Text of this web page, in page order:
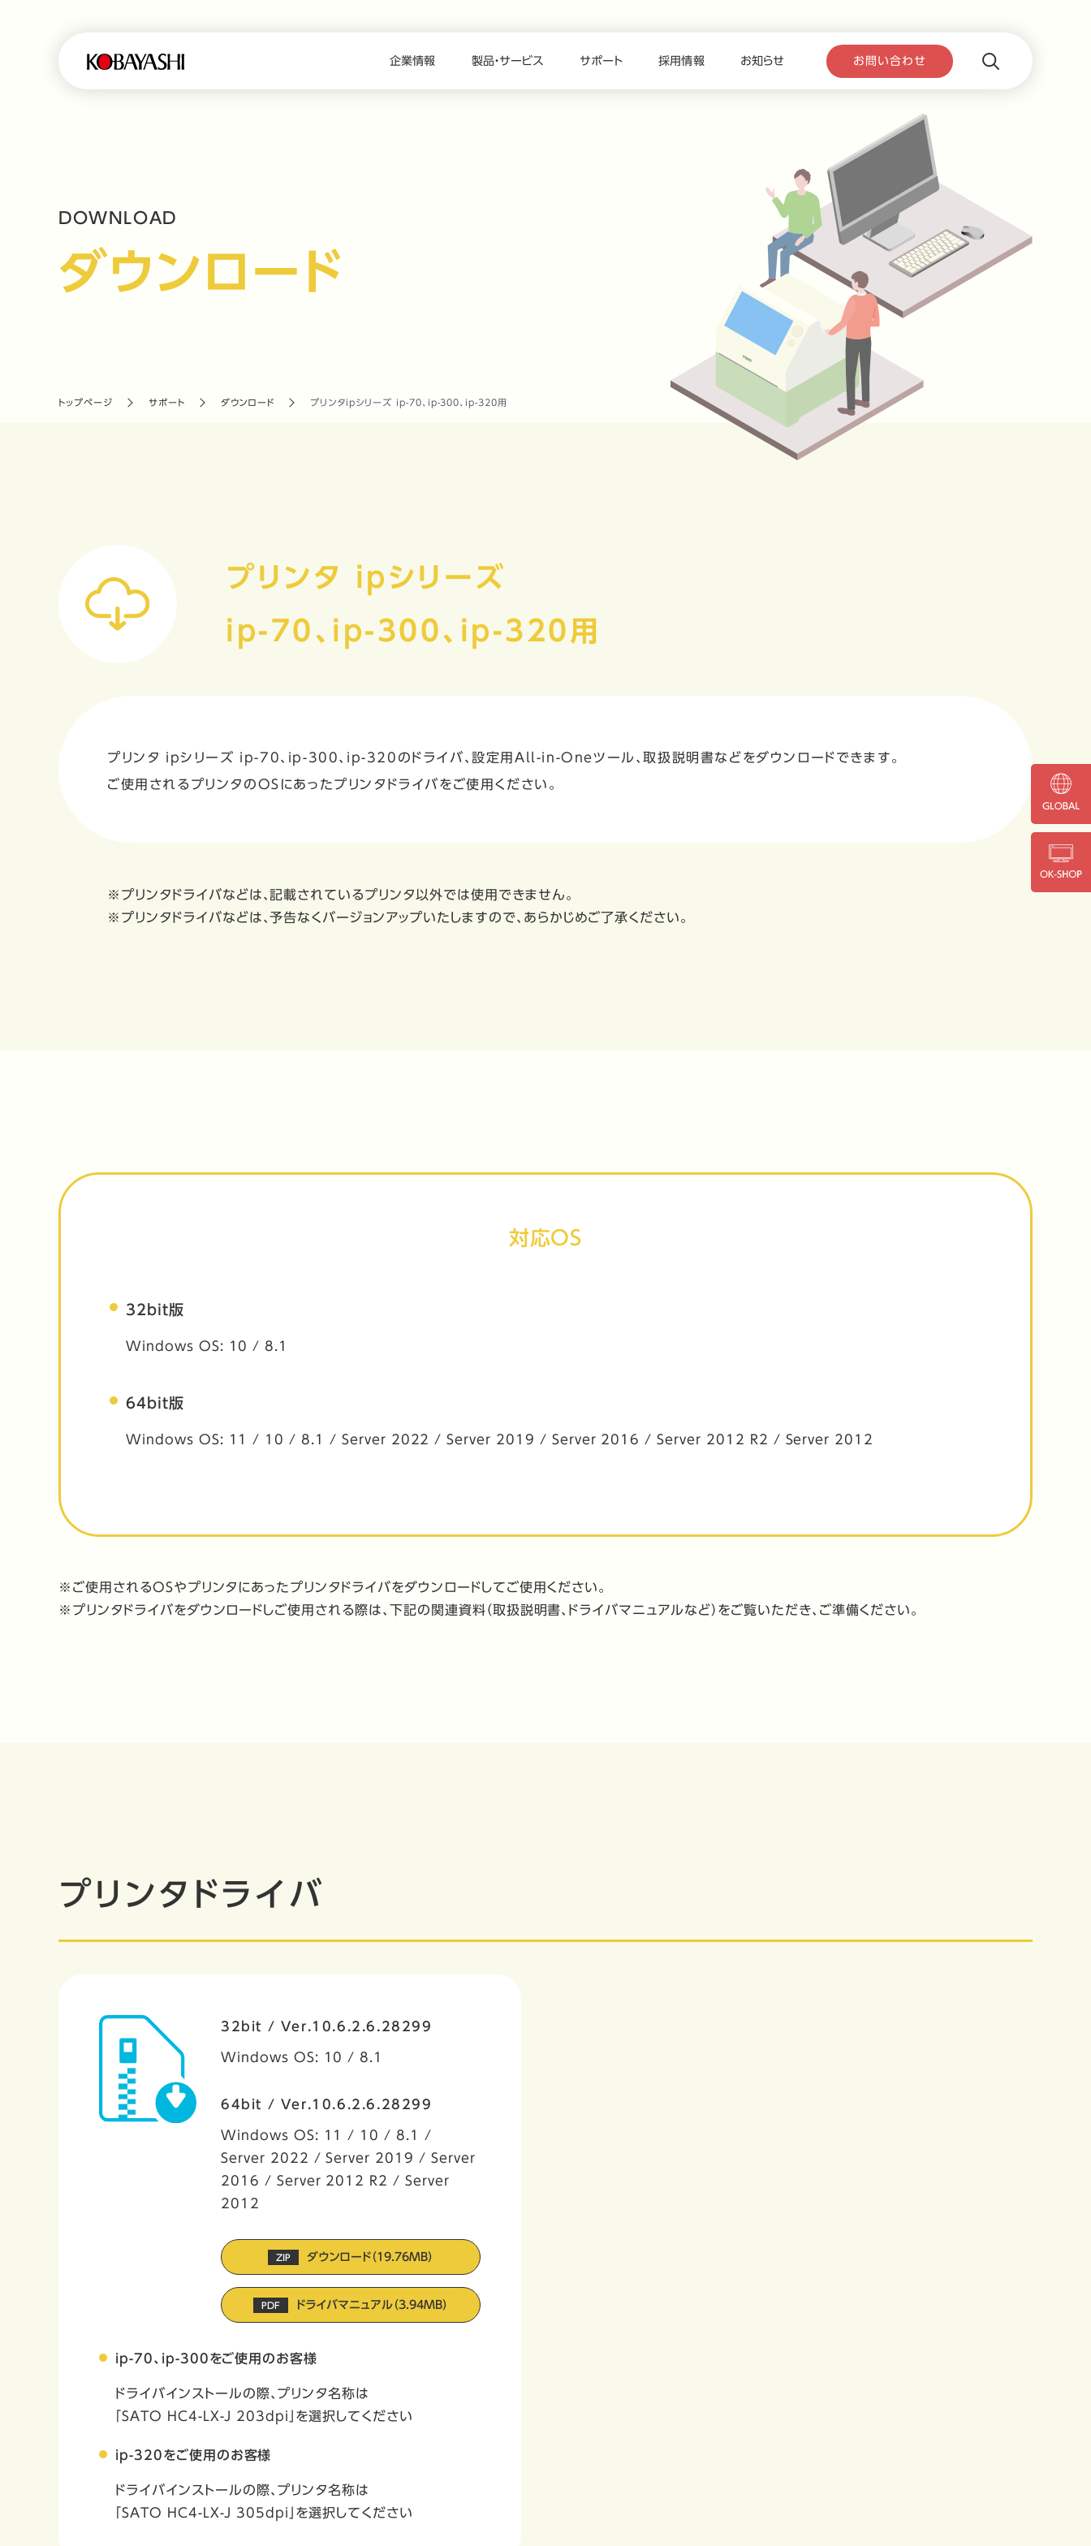
企業情報 製品・サービス サポート 採用情報 お知らせ お問い合わせ
DOWNLOAD
ダウンロード
トップページ サポート ダウンロード プリンタipシリーズ ip-70、ip-300、ip-320用
プリンタ ipシリーズ
ip-70、ip-300、ip-320用
プリンタ ipシリーズ ip-70、ip-300、ip-320のドライバ、設定用All-in-Oneツール、取扱説明書などをダウンロードできます。
ご使用されるプリンタのOSにあったプリンタドライバをご使用ください。
※プリンタドライバなどは、記載されているプリンタ以外では使用できません。
※プリンタドライバなどは、予告なくバージョンアップいたしますので、あらかじめご了承ください。
対応OS
32bit版
Windows OS: 10 / 8.1
64bit版
Windows OS: 11 / 10 / 8.1 / Server 2022 / Server 2019 / Server 2016 / Server 2012 R2 / Server 2012
※ご使用されるOSやプリンタにあったプリンタドライバをダウンロードしてご使用ください。
※プリンタドライバをダウンロードしご使用される際は、下記の関連資料（取扱説明書、ドライバマニュアルなど）をご覧いただき、ご準備ください。
プリンタドライバ
32bit / Ver.10.6.2.6.28299
Windows OS: 10 / 8.1
64bit / Ver.10.6.2.6.28299
Windows OS: 11 / 10 / 8.1 /
Server 2022 / Server 2019 / Server
2016 / Server 2012 R2 / Server
2012
ZIP ダウンロード（19.76MB）
PDF ドライバマニュアル（3.94MB）
ip-70、ip-300をご使用のお客様
ドライバインストールの際、プリンタ名称は
「SATO HC4-LX-J 203dpi」を選択してください
ip-320をご使用のお客様
ドライバインストールの際、プリンタ名称は
「SATO HC4-LX-J 305dpi」を選択してください